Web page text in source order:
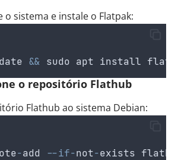
o sistema e instale o Flatpak:
&& sudo apt install
o repositório Flathub
Flathub ao sistema Debian:
-add --if-not-exists